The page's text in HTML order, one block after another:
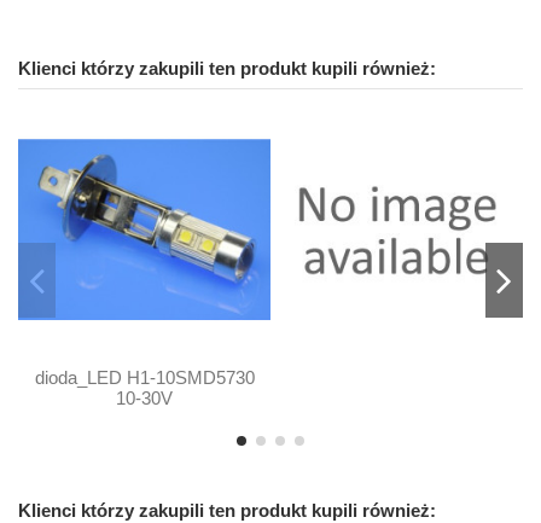
Klienci którzy zakupili ten produkt kupili również:
dioda_LED H1-10SMD5730
10-30V
Klienci którzy zakupili ten produkt kupili również: